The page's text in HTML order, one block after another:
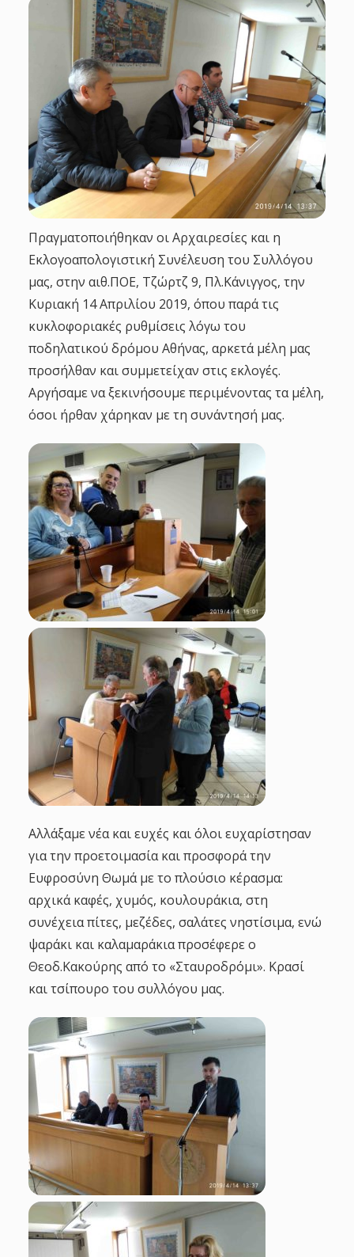
i
o
n
Πραγματοποιήθηκαν οι Αρχαιρεσίες και η
Εκλογοαπολογιστική Συνέλευση του Συλλόγου
μας, στην αιθ.ΠΟΕ, Τζώρτζ 9, Πλ.Κάνιγγος, την
Κυριακή 14 Απριλίου 2019, όπου παρά τις
κυκλοφοριακές ρυθμίσεις λόγω του
ποδηλατικού δρόμου Αθήνας, αρκετά μέλη μας
προσήλθαν και συμμετείχαν στις εκλογές.
Αργήσαμε να ξεκινήσουμε περιμένοντας τα μέλη,
όσοι ήρθαν χάρηκαν με τη συνάντησή μας.
Αλλάξαμε νέα και ευχές και όλοι ευχαρίστησαν
για την προετοιμασία και προσφορά την
Ευφροσύνη Θωμά με το πλούσιο κέρασμα:
αρχικά καφές, χυμός, κουλουράκια, στη
συνέχεια πίτες, μεζέδες, σαλάτες νηστίσιμα, ενώ
ψαράκι και καλαμαράκια προσέφερε ο
Θεοδ.Κακούρης από το «Σταυροδρόμι». Κρασί
και τσίπουρο του συλλόγου μας.